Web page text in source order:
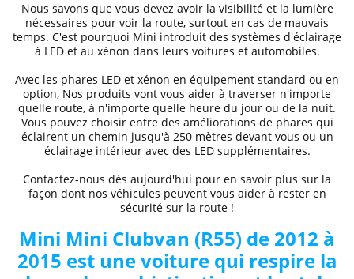
Nous savons que vous devez avoir la visibilité et la lumière
nécessaires pour voir la route, surtout en cas de mauvais
temps. C'est pourquoi Mini introduit des systèmes d'éclairage
à LED et au xénon dans leurs voitures et automobiles.
Avec les phares LED et xénon en équipement standard ou en
option, Nos produits vont vous aider à traverser n'importe
quelle route, à n'importe quelle heure du jour ou de la nuit.
Vous pouvez choisir entre des améliorations de phares qui
éclairent un chemin jusqu'à 250 mètres devant vous ou un
éclairage intérieur avec des LED supplémentaires.
Contactez-nous dès aujourd'hui pour en savoir plus sur la
façon dont nos véhicules peuvent vous aider à rester en
sécurité sur la route !
Mini Mini Clubvan (R55) de 2012 à
2015 est une voiture qui respire la